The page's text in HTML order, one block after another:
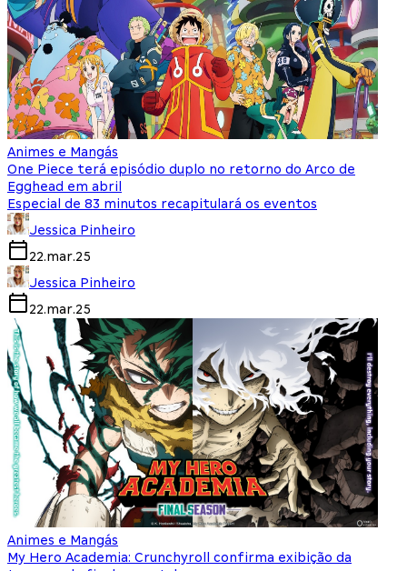
Animes e Mangás
One Piece terá episódio duplo no retorno do Arco de
Egghead em abril
Especial de 83 minutos recapitulará os eventos
Jessica Pinheiro
22.mar.25
Jessica Pinheiro
22.mar.25
Animes e Mangás
My Hero Academia: Crunchyroll confirma exibição da